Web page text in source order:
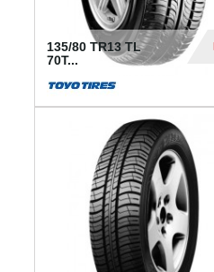
135/80 TR13 TL
70T...